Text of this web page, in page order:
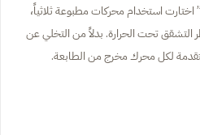
استخدام محركات مطبوعة ثلاثياً،
التشقق تحت الحرارة. بدلاً من التخلي عن
لكل محرك مخرج من الطابعة.